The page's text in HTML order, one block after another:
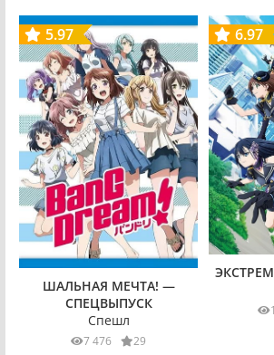
5.97
ШАЛЬНАЯ МЕЧТА! —
СПЕЦВЫПУСК
Спешл
7 476 29
6.97